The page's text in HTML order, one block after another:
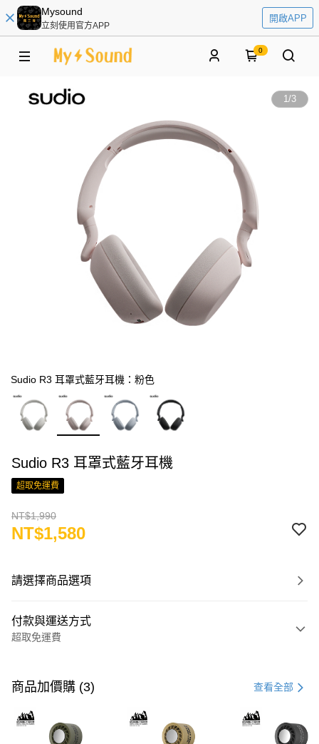
Mysound
立刻使用官方APP
開啟APP
0
1/3
Sudio R3 耳罩式藍牙耳機：粉色
Sudio R3 耳罩式藍牙耳機
超取免運費
NT$1,990
NT$1,580
請選擇商品選項
付款與運送方式
超取免運費
信用卡一次付款
LINE Pay
Apple Pay
商品加價購 (3) 查看全部